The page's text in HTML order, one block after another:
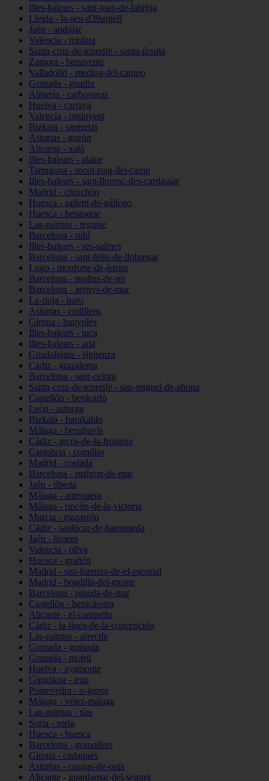
Illes-balears - sant-joan-de-labritja
Lleida - la-seu-d39urgell
Jaén - andújar
Valencia - mislata
Santa-cruz-de-tenerife - santa-úrsula
Zamora - benavente
Valladolid - medina-del-campo
Granada - guadix
Almería - carboneras
Huelva - cartaya
Valencia - ontinyent
Bizkaia - santurtzi
Asturias - gozón
Alicante - xaló
Illes-balears - alaior
Tarragona - mont-roig-del-camp
Illes-balears - sant-llorenç-des-cardassar
Madrid - chinchón
Huesca - sallent-de-gállego
Huesca - benasque
Las-palmas - teguise
Barcelona - rubí
Illes-balears - ses-salines
Barcelona - sant-feliu-de-llobregat
Lugo - monforte-de-lemos
Barcelona - molins-de-rei
Barcelona - arenys-de-mar
La-rioja - haro
Asturias - cudillero
Girona - banyoles
Illes-balears - inca
Illes-balears - artà
Guadalajara - sigüenza
Cádiz - grazalema
Barcelona - sant-celoni
Santa-cruz-de-tenerife - san-miguel-de-abona
Castellón - benicarló
León - astorga
Bizkaia - barakaldo
Málaga - benahavís
Cádiz - arcos-de-la-frontera
Cantabria - comillas
Madrid - coslada
Barcelona - malgrat-de-mar
Jaén - úbeda
Málaga - antequera
Málaga - rincón-de-la-victoria
Murcia - mazarrón
Cádiz - sanlúcar-de-barrameda
Jaén - linares
Valencia - oliva
Huesca - grañén
Madrid - san-lorenzo-de-el-escorial
Madrid - boadilla-del-monte
Barcelona - pineda-de-mar
Castellón - benicàssim
Alicante - el-campello
Cádiz - la-línea-de-la-concepción
Las-palmas - arrecife
Granada - granada
Granada - motril
Huelva - ayamonte
Gipuzkoa - irun
Pontevedra - o-grove
Málaga - vélez-málaga
Las-palmas - tías
Soria - soria
Huesca - huesca
Barcelona - granollers
Girona - cadaqués
Asturias - cangas-de-onís
Alicante - guardamar-del-segura